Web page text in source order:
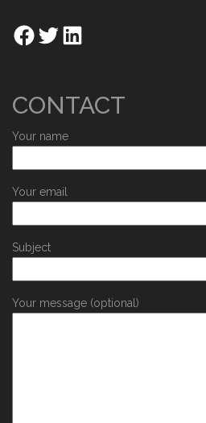
CONTACT
Your name
Your email
Subject
Your message (optional)